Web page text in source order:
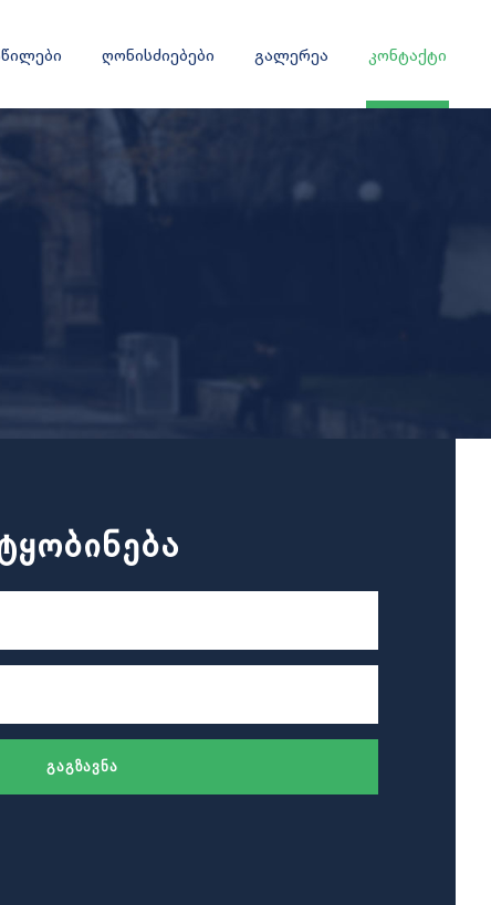
ღონისძიებები გალერეა კონტაქტი